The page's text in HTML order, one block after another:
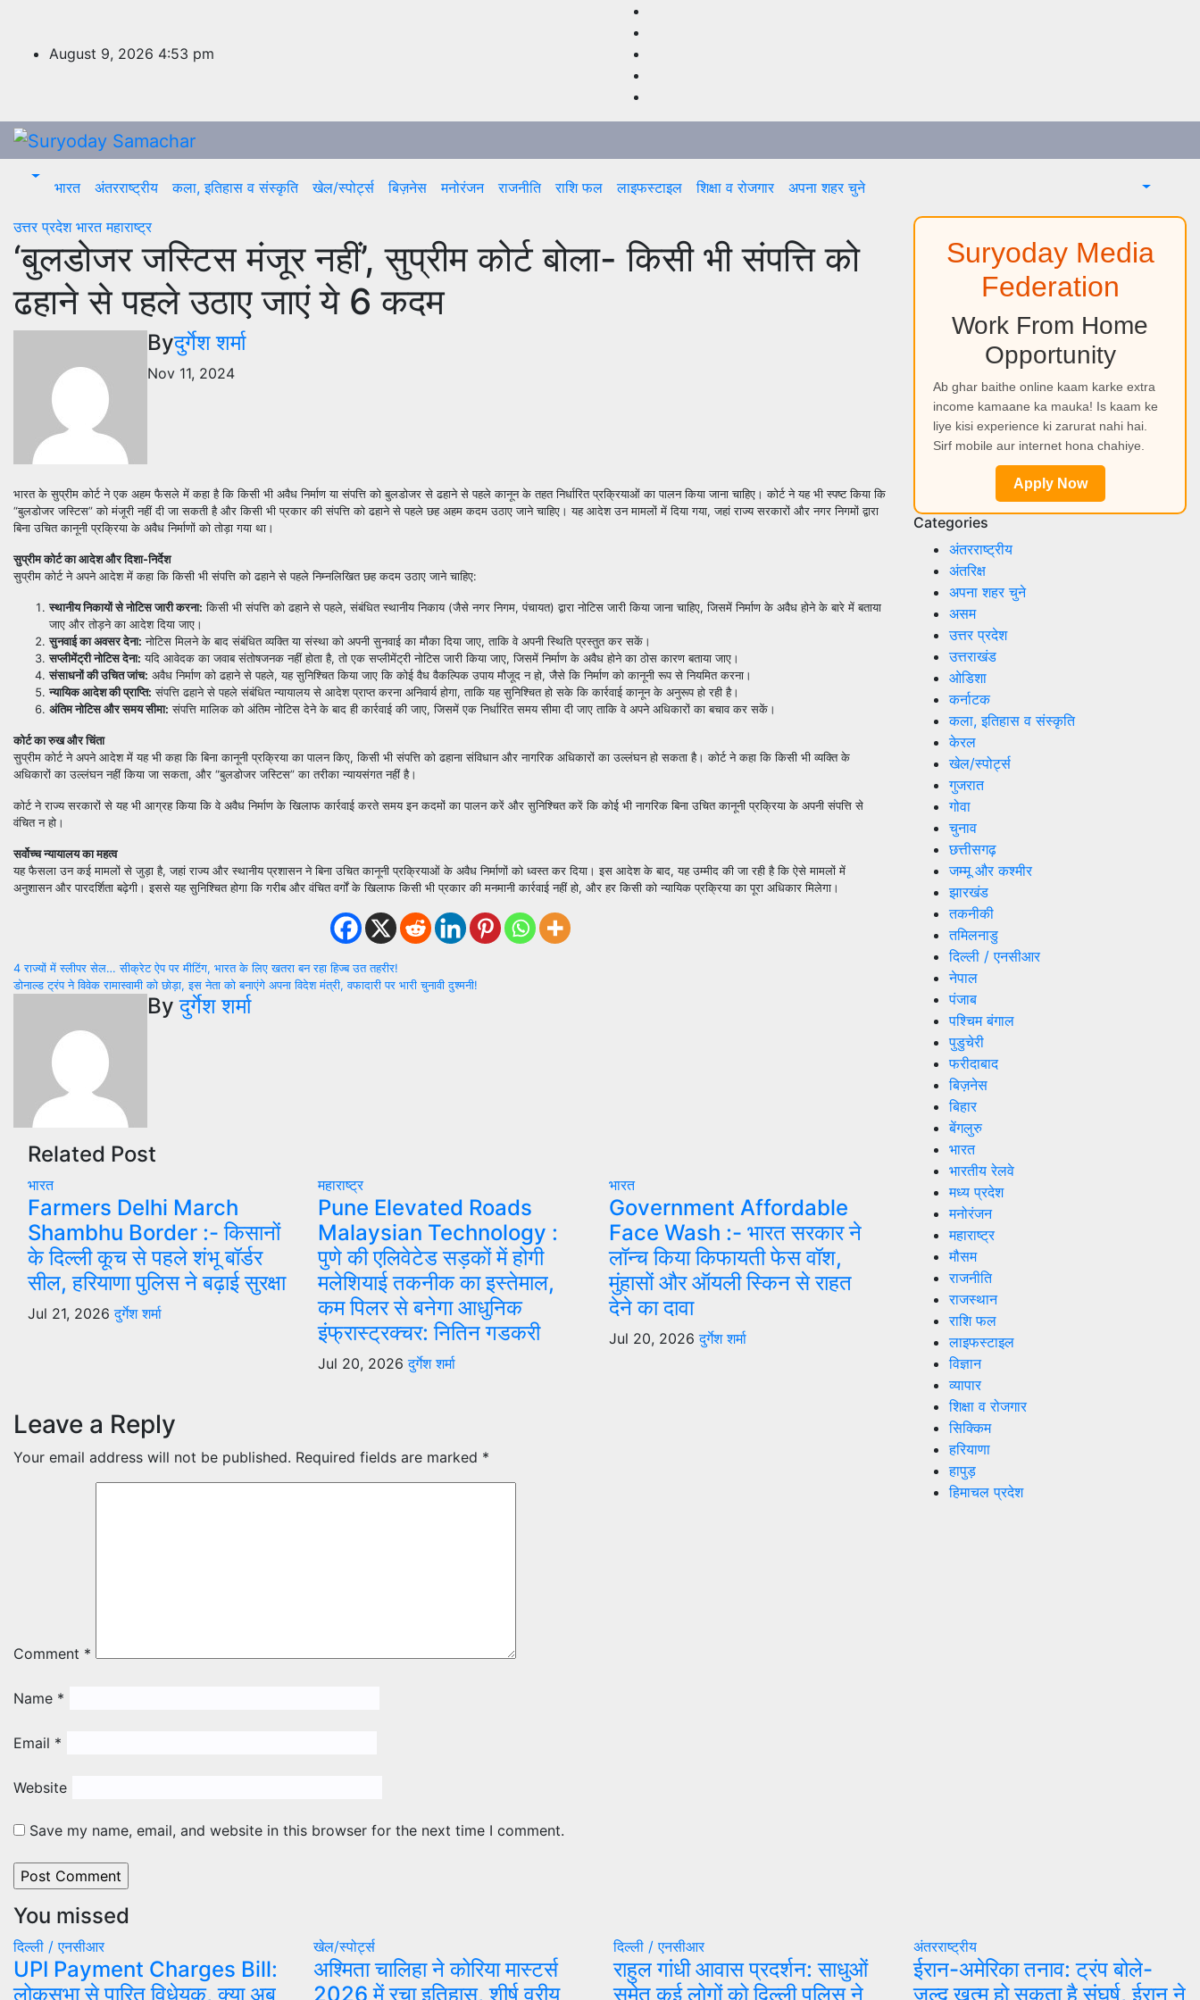
contentAugust 9, 2026 4:53 pm
भारत अंतरराष्ट्रीय कला, इतिहास व संस्कृति खेल/स्पोर्ट्स बिज़नेस मनोरंजन राजनीति राशि फल लाइफस्टाइल शिक्षा व रोजगार अपना शहर चुने
उत्तर प्रदेश भारतमहाराष्ट्र
‘बुलडोजर जस्टिस मंजूर नहीं’, सुप्रीम कोर्ट बोला- किसी भी संपत्ति को
ढहाने से पहले उठाए जाएं ये 6 कदम
Byदुर्गेश शर्मा
Nov 11, 2024
भारत के सुप्रीम कोर्ट ने एक अहम फैसले में कहा है कि किसी भी अवैध निर्माण या संपत्ति को बुलडोजर से ढहाने से पहले कानून के तहत निर्धारित प्रक्रियाओं का पालन किया जाना चाहिए। कोर्ट ने यह भी स्पष्ट किया कि
“बुलडोजर जस्टिस” को मंजूरी नहीं दी जा सकती है और किसी भी प्रकार की संपत्ति को ढहाने से पहले छह अहम कदम उठाए जाने चाहिए। यह आदेश उन मामलों में दिया गया, जहां राज्य सरकारों और नगर निगमों द्वारा
बिना उचित कानूनी प्रक्रिया के अवैध निर्माणों को तोड़ा गया था।
सुप्रीम कोर्ट का आदेश और दिशा-निर्देश
सुप्रीम कोर्ट ने अपने आदेश में कहा कि किसी भी संपत्ति को ढहाने से पहले निम्नलिखित छह कदम उठाए जाने चाहिए:
स्थानीय निकायों से नोटिस जारी करना: किसी भी संपत्ति को ढहाने से पहले, संबंधित स्थानीय निकाय (जैसे नगर निगम, पंचायत) द्वारा नोटिस जारी किया जाना चाहिए, जिसमें निर्माण के अवैध होने के बारे में बताया
जाए और तोड़ने का आदेश दिया जाए।
सुनवाई का अवसर देना: नोटिस मिलने के बाद संबंधित व्यक्ति या संस्था को अपनी सुनवाई का मौका दिया जाए, ताकि वे अपनी स्थिति प्रस्तुत कर सकें।
सप्लीमेंट्री नोटिस देना: यदि आवेदक का जवाब संतोषजनक नहीं होता है, तो एक सप्लीमेंट्री नोटिस जारी किया जाए, जिसमें निर्माण के अवैध होने का ठोस कारण बताया जाए।
संसाधनों की उचित जांच: अवैध निर्माण को ढहाने से पहले, यह सुनिश्चित किया जाए कि कोई वैध वैकल्पिक उपाय मौजूद न हो, जैसे कि निर्माण को कानूनी रूप से नियमित करना।
न्यायिक आदेश की प्राप्ति: संपत्ति ढहाने से पहले संबंधित न्यायालय से आदेश प्राप्त करना अनिवार्य होगा, ताकि यह सुनिश्चित हो सके कि कार्रवाई कानून के अनुरूप हो रही है।
अंतिम नोटिस और समय सीमा: संपत्ति मालिक को अंतिम नोटिस देने के बाद ही कार्रवाई की जाए, जिसमें एक निर्धारित समय सीमा दी जाए ताकि वे अपने अधिकारों का बचाव कर सकें।
कोर्ट का रुख और चिंता
सुप्रीम कोर्ट ने अपने आदेश में यह भी कहा कि बिना कानूनी प्रक्रिया का पालन किए, किसी भी संपत्ति को ढहाना संविधान और नागरिक अधिकारों का उल्लंघन हो सकता है। कोर्ट ने कहा कि किसी भी व्यक्ति के
अधिकारों का उल्लंघन नहीं किया जा सकता, और “बुलडोजर जस्टिस” का तरीका न्यायसंगत नहीं है।
कोर्ट ने राज्य सरकारों से यह भी आग्रह किया कि वे अवैध निर्माण के खिलाफ कार्रवाई करते समय इन कदमों का पालन करें और सुनिश्चित करें कि कोई भी नागरिक बिना उचित कानूनी प्रक्रिया के अपनी संपत्ति से
वंचित न हो।
सर्वोच्च न्यायालय का महत्व
यह फैसला उन कई मामलों से जुड़ा है, जहां राज्य और स्थानीय प्रशासन ने बिना उचित कानूनी प्रक्रियाओं के अवैध निर्माणों को ध्वस्त कर दिया। इस आदेश के बाद, यह उम्मीद की जा रही है कि ऐसे मामलों में
अनुशासन और पारदर्शिता बढ़ेगी। इससे यह सुनिश्चित होगा कि गरीब और वंचित वर्गों के खिलाफ किसी भी प्रकार की मनमानी कार्रवाई नहीं हो, और हर किसी को न्यायिक प्रक्रिया का पूरा अधिकार मिलेगा।
Post
navigation
4 राज्यों में स्लीपर सेल… सीक्रेट ऐप पर मीटिंग, भारत के लिए खतरा बन रहा हिज्ब उत तहरीर!
डोनाल्ड ट्रंप ने विवेक रामास्वामी को छोड़ा, इस नेता को बनाएंगे अपना विदेश मंत्री, वफादारी पर भारी चुनावी दुश्मनी!
Byदुर्गेश शर्मा
Related Post
भारत
Farmers Delhi March
Shambhu Border :- किसानों
के दिल्ली कूच से पहले शंभू बॉर्डर
सील, हरियाणा पुलिस ने बढ़ाई सुरक्षा
Jul 21, 2026दुर्गेश शर्मा
महाराष्ट्र
Pune Elevated Roads
Malaysian Technology :
पुणे की एलिवेटेड सड़कों में होगी
मलेशियाई तकनीक का इस्तेमाल,
कम पिलर से बनेगा आधुनिक
इंफ्रास्ट्रक्चर: नितिन गडकरी
Jul 20, 2026दुर्गेश शर्मा
भारत
Government Affordable
Face Wash :- भारत सरकार ने
लॉन्च किया किफायती फेस वॉश,
मुंहासों और ऑयली स्किन से राहत
देने का दावा
Jul 20, 2026दुर्गेश शर्मा
Leave a Reply
Your email address will not be published. Required fields are marked *
Comment *
Name *
Email *
Website
Save my name, email, and website in this browser for the next time I comment.
Suryoday Media
Federation
Work From Home
Opportunity
Ab ghar baithe online kaam karke extra
income kamaane ka mauka! Is kaam ke
liye kisi experience ki zarurat nahi hai.
Sirf mobile aur internet hona chahiye.
Apply Now
Categories
अंतरराष्ट्रीय
अंतरिक्ष
अपना शहर चुने
असम
उत्तर प्रदेश
उत्तराखंड
ओडिशा
कर्नाटक
कला, इतिहास व संस्कृति
केरल
खेल/स्पोर्ट्स
गुजरात
गोवा
चुनाव
छत्तीसगढ़
जम्मू और कश्मीर
झारखंड
तकनीकी
तमिलनाडु
दिल्ली / एनसीआर
नेपाल
पंजाब
पश्चिम बंगाल
पुडुचेरी
फरीदाबाद
बिज़नेस
बिहार
बेंगलुरु
भारत
भारतीय रेलवे
मध्य प्रदेश
मनोरंजन
महाराष्ट्र
मौसम
राजनीति
राजस्थान
राशि फल
लाइफस्टाइल
विज्ञान
व्यापार
शिक्षा व रोजगार
सिक्किम
हरियाणा
हापुड़
हिमाचल प्रदेश
You missed
दिल्ली / एनसीआर
UPI Payment Charges Bill:
लोकसभा से पारित विधेयक, क्या अब
खेल/स्पोर्ट्स
अश्मिता चालिहा ने कोरिया मास्टर्स
2026 में रचा इतिहास, शीर्ष वरीय
दिल्ली / एनसीआर
राहुल गांधी आवास प्रदर्शन: साधुओं
समेत कई लोगों को दिल्ली पुलिस ने
अंतरराष्ट्रीय
ईरान-अमेरिका तनाव: ट्रंप बोले-
जल्द खत्म हो सकता है संघर्ष, ईरान ने